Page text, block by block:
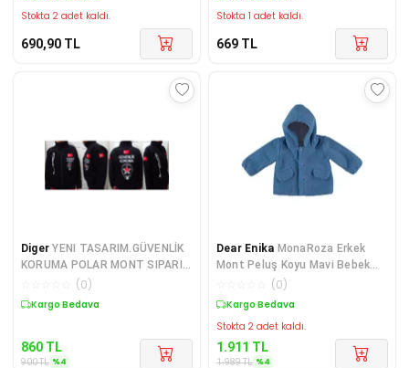
Stokta 2 adet kaldı.
690,90 TL
Stokta 1 adet kaldı.
669 TL
Diger YENI TASARIM.GÜVENLİK
KORUMA POLAR MONT SIPARIS
VER.2025 MODEL.SI
(0)
Sepette %4 İndirim
860 TL
900TL %4
Dear Enika MonaRoza Erkek
Mont Peluş Koyu Mavi Bebek
Mont 22-546
(0)
Sepette %4 İndirim
Stokta 2 adet kaldı.
1.911 TL
1.989TL %4